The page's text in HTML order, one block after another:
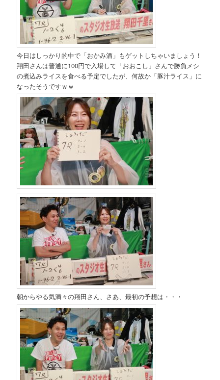
今日はしっかり的中で「おかみ酒」もゲットしちゃいましょう！
翔田さんは普通に100円で入場して「おおこし」さんで勝負メシ
の煮込みライスを食べる予定でしたが、何故か「豚汁ライス」に
なったそうですｗｗ
朝からやる気満々の翔田さん、さあ、最初の予想は・・・